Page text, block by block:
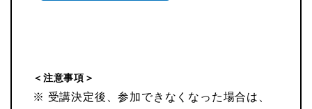
＜注意事項＞
※ 受講決定後、参加できなくなった場合は、